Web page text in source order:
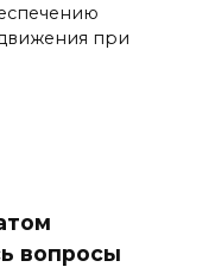
при
вопросы